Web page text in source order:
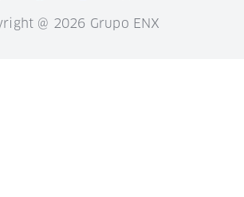
@ 2026 Grupo ENX